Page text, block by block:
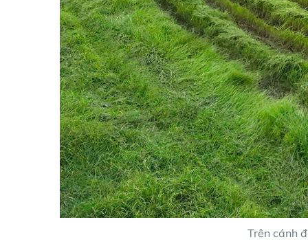
Trên cánh